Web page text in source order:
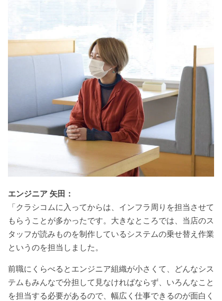
エンジニア 矢田：
「クラシコムに入ってからは、インフラ周りを担当させて
もらうことが多かったです。大きなところでは、当店のス
タッフが読みものを制作しているシステムの乗せ替え作業
というのを担当しました。
前職にくらべるとエンジニア組織が小さくて、どんなシス
テムもみんなで分担して見なければならず、いろんなこと
を担当する必要があるので、幅広く仕事できるのが面白く